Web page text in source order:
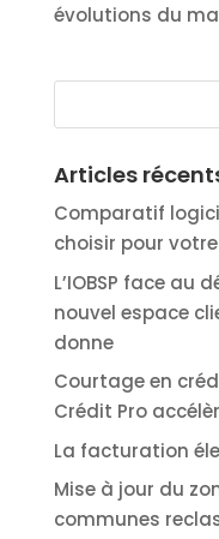
évolutions du
Articles
Comparatif
choisir pour
L’IOBSP face au
nouvel espace
donne
Courtage en
Crédit Pro
La facturation
Mise à jour du
communes